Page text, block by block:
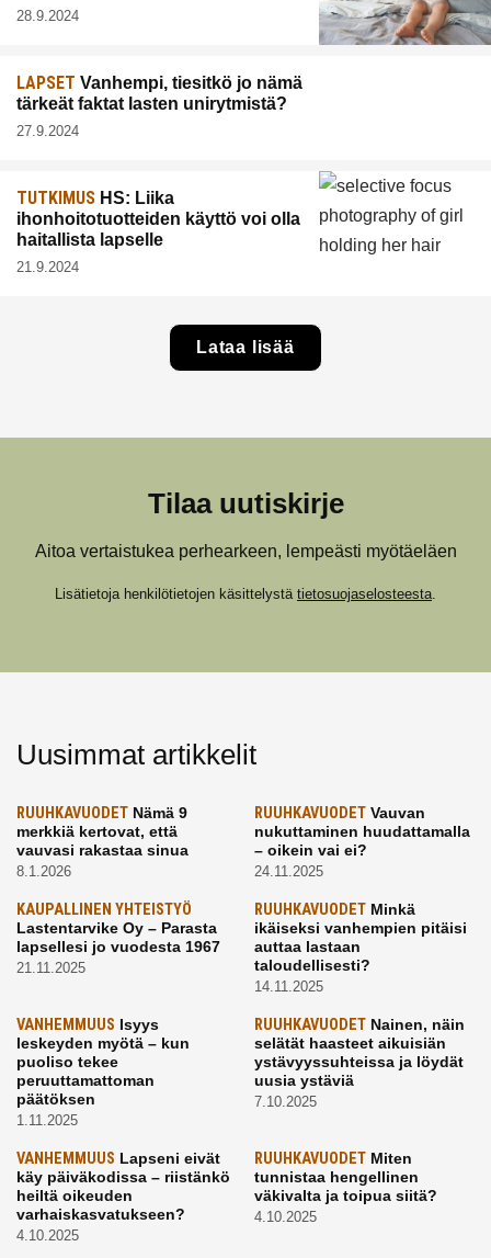
28.9.2024
LAPSET Vanhempi, tiesitkö jo nämä
tärkeät faktat lasten unirytmistä?
27.9.2024
TUTKIMUS HS: Liika
ihonhoitotuotteiden käyttö voi olla
haitallista lapselle
21.9.2024
Lataa lisää
Tilaa uutiskirje
Aitoa vertaistukea perhearkeen, lempeästi myötäeläen
Lisätietoja henkilötietojen käsittelystä tietosuojaselosteesta
Uusimmat artikkelit
RUUHKAVUODET Nämä 9
merkkiä kertovat, että
vauvasi rakastaa sinua
8.1.2026
RUUHKAVUODETVauvan
nukuttaminen huudattamalla
– oikein vai ei?
24.11.2025
KAUPALLINEN YHTEISTYÖ
Lastentarvike Oy – Parasta
lapsellesi jo vuodesta 1967
21.11.2025
RUUHKAVUODETMinkä
ikäiseksi vanhempien pitäisi
auttaa lastaan
taloudellisesti?
14.11.2025
VANHEMMUUS Isyys
leskeyden myötä – kun
puoliso tekee
peruuttamattoman
päätöksen
1.11.2025
RUUHKAVUODETNainen, näin
selätät haasteet aikuisiän
ystävyyssuhteissa ja löydät
uusia ystäviä
7.10.2025
VANHEMMUUS Lapseni eivät
käy päiväkodissa – riistänkö
heiltä oikeuden
varhaiskasvatukseen?
4.10.2025
RUUHKAVUODETMiten
tunnistaa hengellinen
väkivalta ja toipua siitä?
4.10.2025